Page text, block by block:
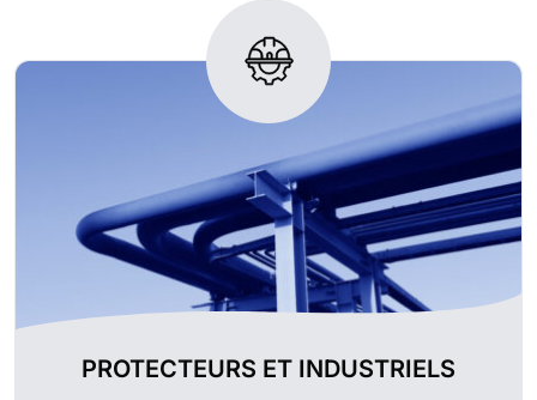
PROTECTEURS ET INDUSTRIELS